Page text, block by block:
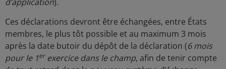
Ces déclarations devront être échangées, entre États
membres, le plus tôt possible et au maximum 3 mois
après la date butoir du dépôt de la déclaration (6 mois
pour le 1erexercice dans le champ, afin de tenir compte